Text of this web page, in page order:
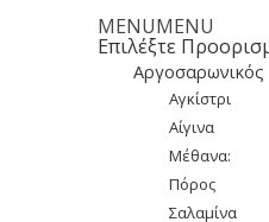
MENUMENU
Επιλέξτε
Αργοσαρωνικός
Αγκίστρι
Αίγινα
Μέθανα:
Πόρος
Σαλαμίνα